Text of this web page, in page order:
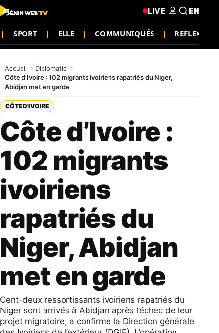
SPORT ELLE COMMUNIQUÉS REFLEXION
LIVE EN
Accueil
Diplomatie
Côte d’Ivoire : 102 migrants ivoiriens rapatriés du Niger,
Abidjan met en garde
CÔTE D'IVOIRE
Côte d’Ivoire :
102 migrants
ivoiriens
rapatriés du
Niger, Abidjan
met en garde
Cent-deux ressortissants ivoiriens rapatriés du
Niger sont arrivés à Abidjan après l’échec de leur
projet migratoire, a confirmé la Direction générale